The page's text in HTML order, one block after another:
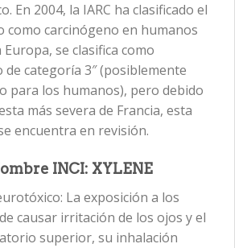
En 2004, la IARC ha clasificado el
como carcinógeno en humanos
Europa, se clasifica como
de categoría 3″ (posiblemente
para los humanos), pero debido
más severa de Francia, esta
encuentra en revisión.
INCI: XYLENE
La exposición a los
causar irritación de los ojos y el
superior, su inhalación